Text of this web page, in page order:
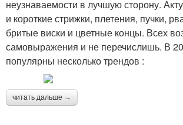
неузнаваемости в лучшую сторону.
и короткие стрижки, плетения, пучки,
бритые виски и цветные концы. Всех
самовыражения и не перечислишь. В
популярны несколько трендов :
читать дальше →